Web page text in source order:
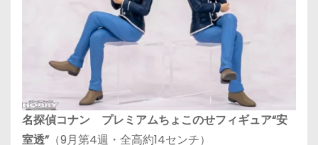
名探偵コナン プレミアムちょこのせフィギュア“安
室透”（9月第4週・全高約14センチ）